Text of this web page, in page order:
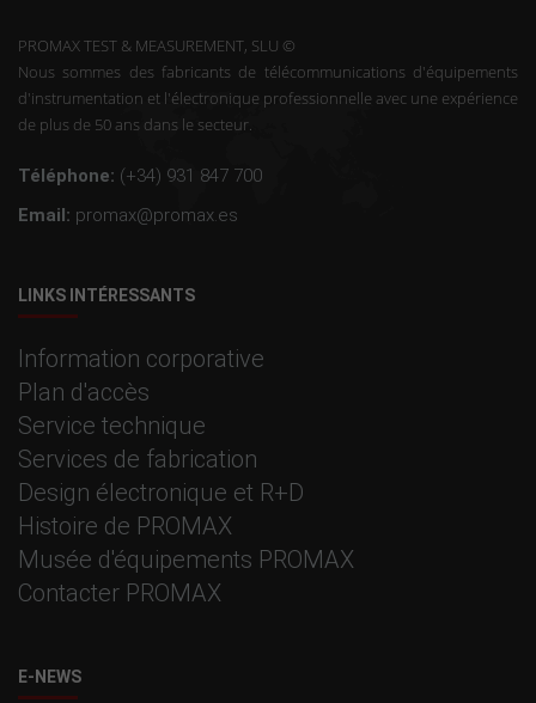
PROMAX TEST & MEASUREMENT, SLU ©
Nous sommes des fabricants de télécommunications d'équipements
d'instrumentation et l'électronique professionnelle avec une expérience
de plus de 50 ans dans le secteur.
Téléphone: (+34) 931 847 700
Email: promax@promax.es
LINKS INTÉRESSANTS
Information corporative
Plan d'accès
Service technique
Services de fabrication
Design électronique et R+D
Histoire de PROMAX
Musée d'équipements PROMAX
Contacter PROMAX
E-NEWS